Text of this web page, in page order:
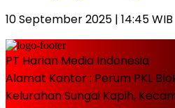
10 September 2025 | 14:45 WIB
PT Harian Media Indonesia
Alamat Kantor : Perum PKL
Kelurahan Sungai Kapih,